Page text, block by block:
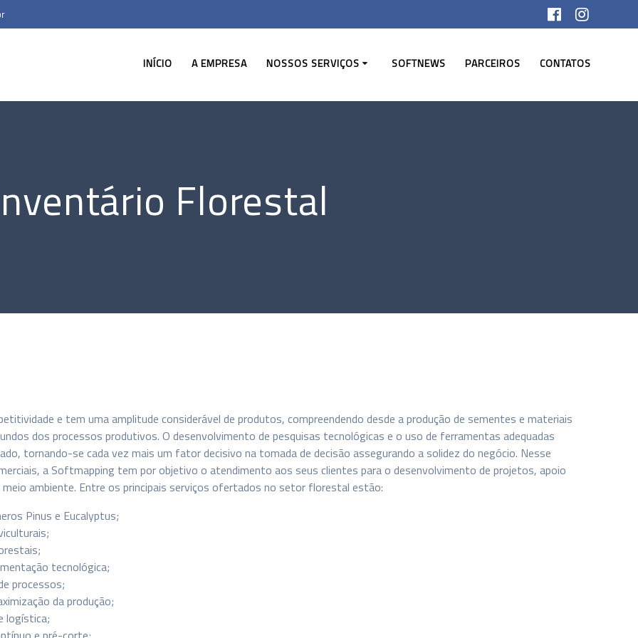
INÍCIO A EMPRESA NOSSOS SERVIÇOS SOFTNEWS PARCEIROS CONTATOS
Florestal
e tem uma amplitude considerável de produtos, compreendendo desde a produção de sementes e materiais
dos processos produtivos. O desenvolvimento de pesquisas tecnológicas e o uso de ferramentas adequadas
tornando-se cada vez mais um fator decisivo na tomada de decisão assegurando a solidez do negócio. Nesse
a Softmapping tem por objetivo o atendimento aos seus clientes para o desenvolvimento de projetos, apoio
ambiente. Entre os principais serviços ofertados no setor florestal estão:
Pinus e Eucalyptus;
tecnológica;
processos;
da produção;
logística;